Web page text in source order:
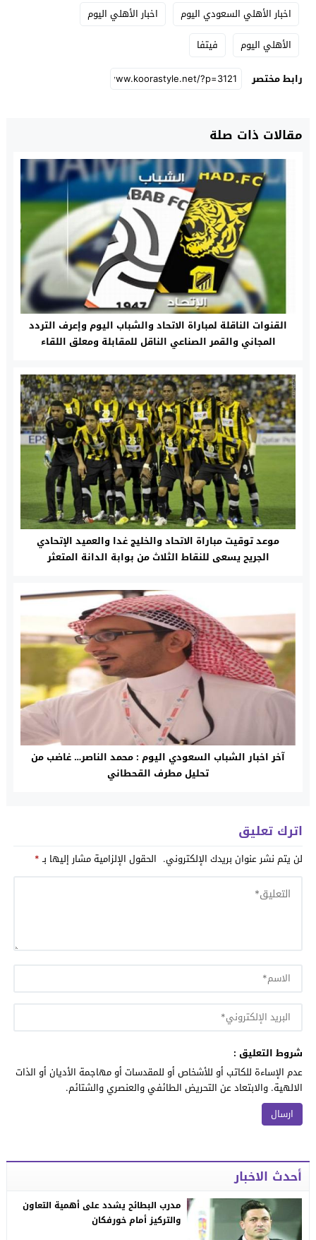
اخبار الأهلي السعودي اليوم
اخبار الأهلي اليوم
الأهلي اليوم
فيتفا
رابط مختصر
مقالات ذات صلة
القنوات الناقلة لمباراة الاتحاد والشباب اليوم وإعرف التردد
المجاني والقمر الصناعي الناقل للمقابلة ومعلق اللقاء
موعد توقيت مباراة الاتحاد والخليج غدا والعميد الإتحادي
الجريح يسعى للنقاط الثلاث من بوابة الدانة المتعثر
آخر اخبار الشباب السعودي اليوم : محمد الناصر… غاضب من
تحليل مطرف القحطاني
اترك تعليق
لن يتم نشر عنوان بريدك الإلكتروني. الحقول الإلزامية مشار إليها بـ*
شروط التعليق :
عدم الإساءة للكاتب أو للأشخاص أو للمقدسات أو مهاجمة الأديان أو الذات
الالهية. والابتعاد عن التحريض الطائفي والعنصري والشتائم.
أحدث الاخبار
مدرب البطائح يشدد على أهمية التعاون
والتركيز أمام خورفكان